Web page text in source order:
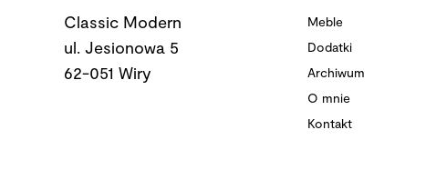
Classic Modern
ul. Jesionowa 5
62-051 Wiry
Meble
Dodatki
Archiwum
O mnie
Kontakt